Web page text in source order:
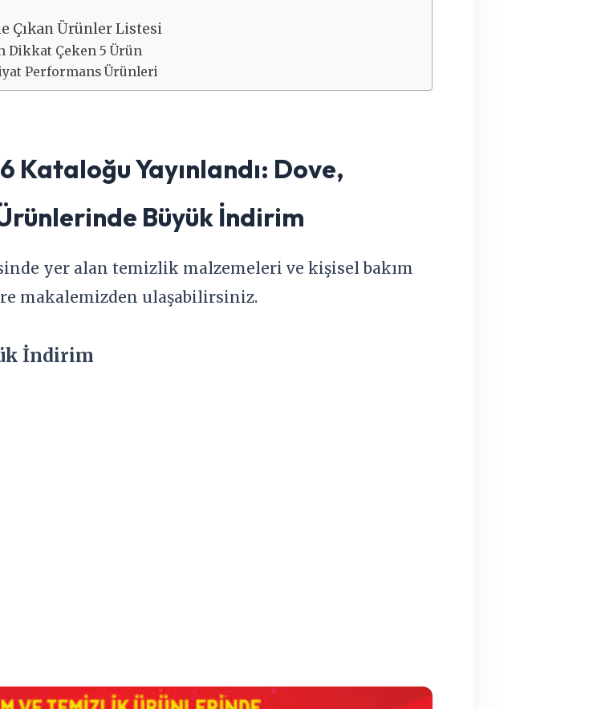
Çıkan Ürünler Listesi
Dikkat Çeken 5 Ürün
Performans Ürünleri
Yayınlandı: Dove,
Büyük İndirim
yer alan temizlik malzemeleri ve kişisel bakım
makalemizden ulaşabilirsiniz.
İndirim